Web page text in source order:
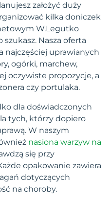
założyć duży
kilka doniczek
W.Legutko
Nasza oferta
najczęściej uprawianych
ogórki, marchew,
oczywiste propozycje, a
czy portulaka.
dla doświadczonych
tych, którzy dopiero
W naszym
nasiona warzyw na
się przy
opakowanie zawiera
dotyczących
na choroby.